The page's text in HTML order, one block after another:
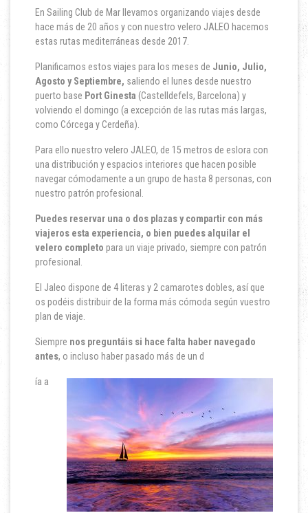
En Sailing Club de Mar llevamos organizando viajes desde
hace más de 20 años y con nuestro velero JALEO hacemos
estas rutas mediterráneas desde 2017.
Planificamos estos viajes para los meses de Junio, Julio,
Agosto y Septiembre, saliendo el lunes desde nuestro
puerto base Port Ginesta (Castelldefels, Barcelona) y
volviendo el domingo (a excepción de las rutas más largas,
como Córcega y Cerdeña).
Para ello nuestro velero JALEO, de 15 metros de eslora con
una distribución y espacios interiores que hacen posible
navegar cómodamente a un grupo de hasta 8 personas, con
nuestro patrón profesional.
Puedes reservar una o dos plazas y compartir con más
viajeros esta experiencia, o bien puedes alquilar el
velero completo para un viaje privado, siempre con patrón
profesional.
El Jaleo dispone de 4 literas y 2 camarotes dobles, así que
os podéis distribuir de la forma más cómoda según vuestro
plan de viaje.
Siempre nos preguntáis si hace falta haber navegado
antes, o incluso haber pasado más de un d
ía a